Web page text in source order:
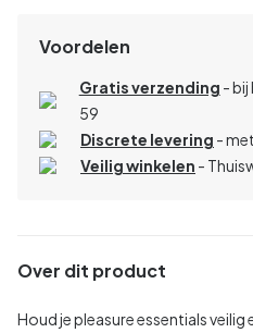
Voordelen
Gratis verzending - bij
59
Discrete levering -
Veilig winkelen -
Over dit product
Houd je pleasure essentials